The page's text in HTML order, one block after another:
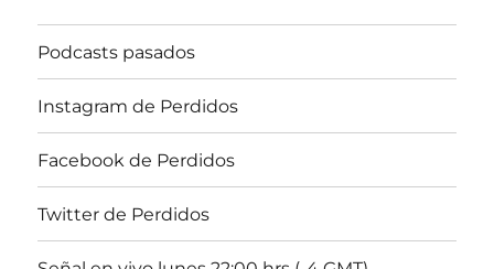
de
102.5fm
Podcasts pasados
Instagram de Perdidos
Facebook de Perdidos
Twitter de Perdidos